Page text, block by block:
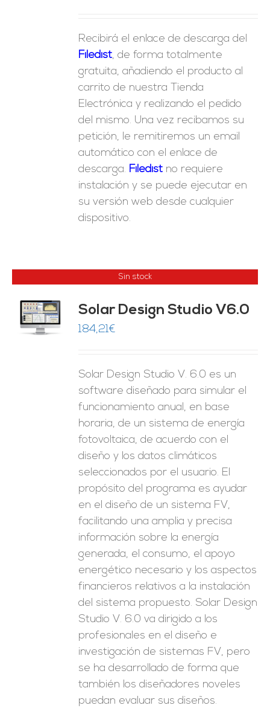
Recibirá el enlace de descarga del
Filedist, de forma totalmente
gratuita, añadiendo el producto al
carrito de nuestra Tienda
Electrónica y realizando el pedido
del mismo. Una vez recibamos su
petición, le remitiremos un email
automático con el enlace de
descarga. Filedist no requiere
instalación y se puede ejecutar en
su versión web desde cualquier
dispositivo.
Sin stock
Solar Design Studio V6.0
184,21€
Solar Design Studio V. 6.0 es un
software diseñado para simular el
funcionamiento anual, en base
horaria, de un sistema de energía
fotovoltaica, de acuerdo con el
diseño y los datos climáticos
seleccionados por el usuario. El
propósito del programa es ayudar
en el diseño de un sistema FV,
facilitando una amplia y precisa
información sobre la energía
generada, el consumo, el apoyo
energético necesario y los aspectos
financieros relativos a la instalación
del sistema propuesto. Solar Design
Studio V. 6.0 va dirigido a los
profesionales en el diseño e
investigación de sistemas FV, pero
se ha desarrollado de forma que
también los diseñadores noveles
puedan evaluar sus diseños.